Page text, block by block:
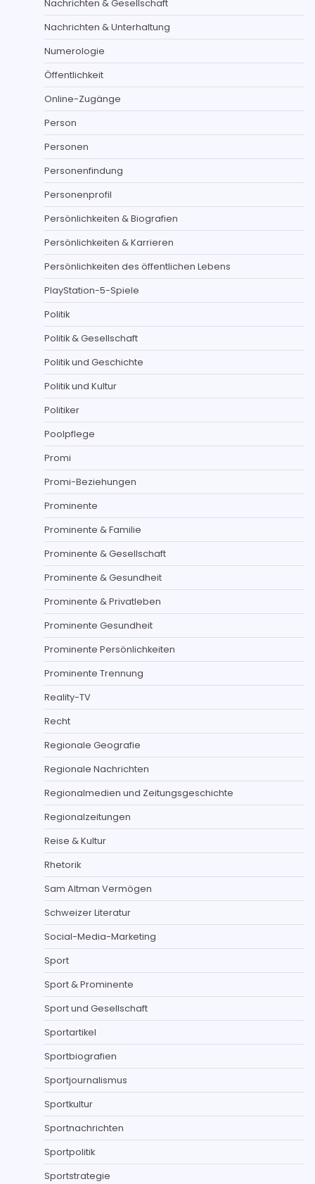
Nachrichten & Gesellschaft
Nachrichten & Unterhaltung
Numerologie
Öffentlichkeit
Online-Zugänge
Person
Personen
Personenfindung
Personenprofil
Persönlichkeiten & Biografien
Persönlichkeiten & Karrieren
Persönlichkeiten des öffentlichen Lebens
PlayStation-5-Spiele
Politik
Politik & Gesellschaft
Politik und Geschichte
Politik und Kultur
Politiker
Poolpflege
Promi
Promi-Beziehungen
Prominente
Prominente & Familie
Prominente & Gesellschaft
Prominente & Gesundheit
Prominente & Privatleben
Prominente Gesundheit
Prominente Persönlichkeiten
Prominente Trennung
Reality-TV
Recht
Regionale Geografie
Regionale Nachrichten
Regionalmedien und Zeitungsgeschichte
Regionalzeitungen
Reise & Kultur
Rhetorik
Sam Altman Vermögen
Schweizer Literatur
Social-Media-Marketing
Sport
Sport & Prominente
Sport und Gesellschaft
Sportartikel
Sportbiografien
Sportjournalismus
Sportkultur
Sportnachrichten
Sportpolitik
Sportstrategie